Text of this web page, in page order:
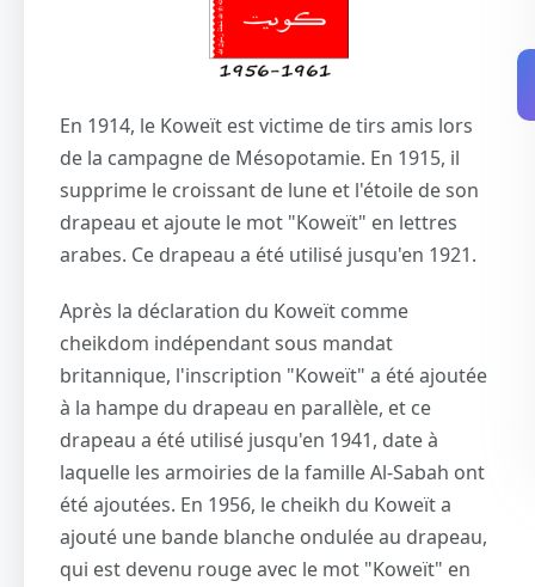
En 1914, le Koweït est victime de tirs amis lors
de la campagne de Mésopotamie. En 1915, il
supprime le croissant de lune et l'étoile de son
drapeau et ajoute le mot "Koweït" en lettres
arabes. Ce drapeau a été utilisé jusqu'en 1921.
Après la déclaration du Koweït comme
cheikdom indépendant sous mandat
britannique, l'inscription "Koweït" a été ajoutée
à la hampe du drapeau en parallèle, et ce
drapeau a été utilisé jusqu'en 1941, date à
laquelle les armoiries de la famille Al-Sabah ont
été ajoutées. En 1956, le cheikh du Koweït a
ajouté une bande blanche ondulée au drapeau,
qui est devenu rouge avec le mot "Koweït" en